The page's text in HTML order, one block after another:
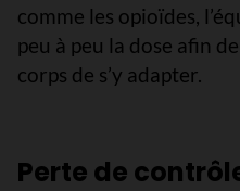
comme les opioïdes,
peu à peu la dose afin
corps de s’y adapter.
Perte de